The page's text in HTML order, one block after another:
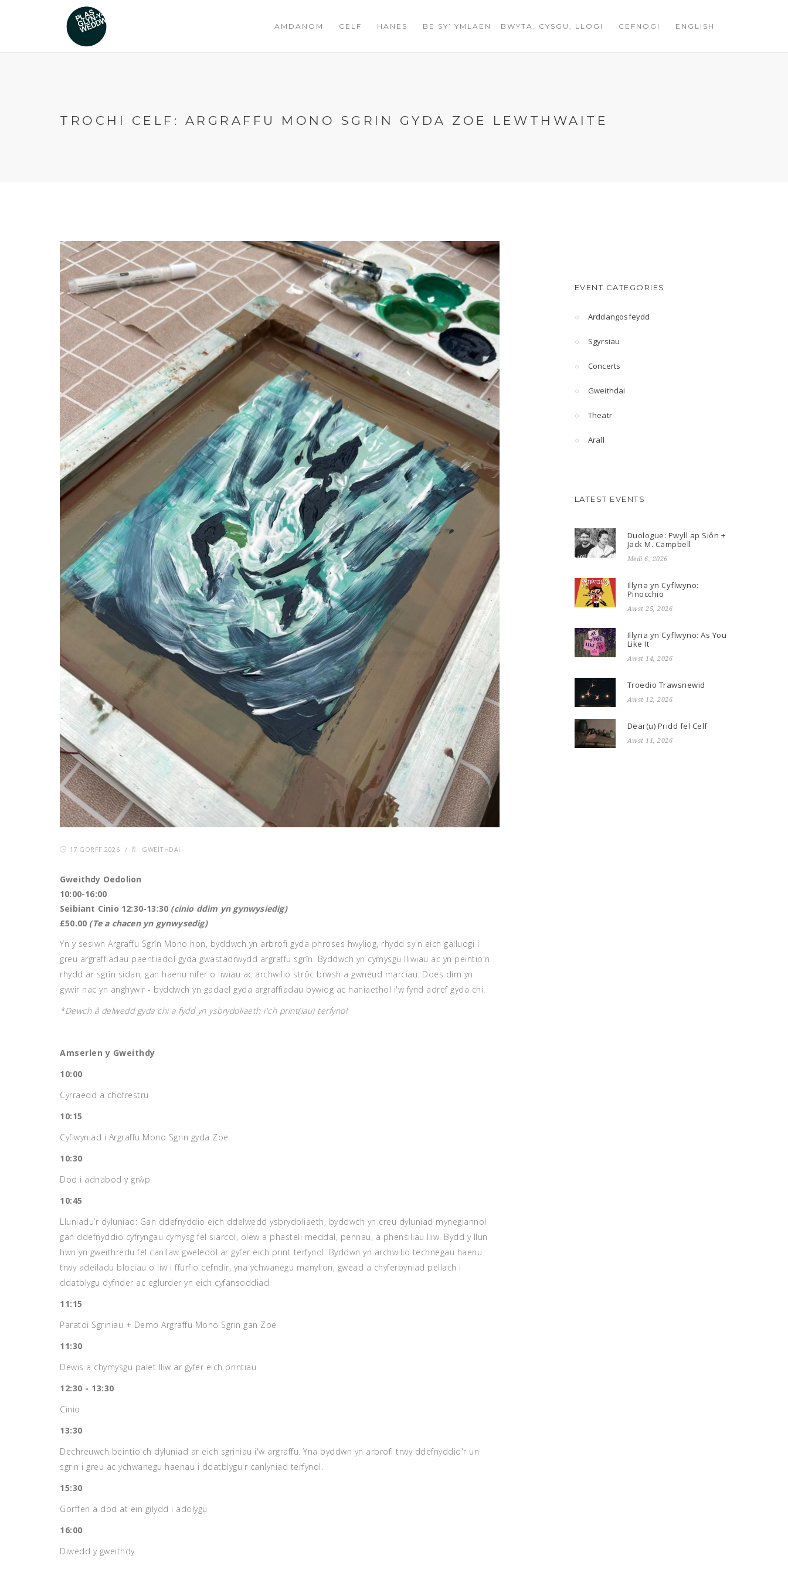
AMDANOM CELF HANES BE SY’ YMLAEN BWYTA, CYSGU, LLOGI CEFNOGI ENGLISH
TROCHI CELF: ARGRAFFU MONO SGRIN GYDA ZOE LEWTHWAITE
17 GORFF 2026 / GWEITHDAI
Gweithdy Oedolion
10:00-16:00
Seibiant Cinio 12:30-13:30 (cinio ddim yn gynwysiedig)
£50.00 (Te a chacen yn gynwysedig)
Yn y sesiwn Argraffu Sgrîn Mono hon, byddwch yn arbrofi gyda phroses hwyliog, rhydd sy'n eich galluogi i
greu argraffiadau paentiadol gyda gwastadrwydd argraffu sgrîn. Byddwch yn cymysgu lliwiau ac yn peintio'n
rhydd ar sgrîn sidan, gan haenu nifer o liwiau ac archwilio strôc brwsh a gwneud marciau. Does dim yn
gywir nac yn anghywir - byddwch yn gadael gyda argraffiadau bywiog ac haniaethol i'w fynd adref gyda chi.
*Dewch â delwedd gyda chi a fydd yn ysbrydoliaeth i'ch print(iau) terfynol
Amserlen y Gweithdy
10:00
Cyrraedd a chofrestru
10:15
Cyflwyniad i Argraffu Mono Sgrin gyda Zoe
10:30
Dod i adnabod y grŵp
10:45
Lluniadu’r dyluniad: Gan ddefnyddio eich ddelwedd ysbrydoliaeth, byddwch yn creu dyluniad mynegiannol
gan ddefnyddio cyfryngau cymysg fel siarcol, olew a phasteli meddal, pennau, a phensiliau lliw. Bydd y llun
hwn yn gweithredu fel canllaw gweledol ar gyfer eich print terfynol. Byddwn yn archwilio technegau haenu
trwy adeiladu blociau o liw i ffurfio cefndir, yna ychwanegu manylion, gwead a chyferbyniad pellach i
ddatblygu dyfnder ac eglurder yn eich cyfansoddiad.
11:15
Paratoi Sgriniau + Demo Argraffu Mono Sgrin gan Zoe
11:30
Dewis a chymysgu palet lliw ar gyfer eich printiau
12:30 - 13:30
Cinio
13:30
Dechreuwch beintio'ch dyluniad ar eich sgriniau i'w argraffu. Yna byddwn yn arbrofi trwy ddefnyddio'r un
sgrin i greu ac ychwanegu haenau i ddatblygu'r canlyniad terfynol.
15:30
Gorffen a dod at ein gilydd i adolygu
16:00
Diwedd y gweithdy
EVENT CATEGORIES
Arddangosfeydd
Sgyrsiau
Concerts
Gweithdai
Theatr
Arall
LATEST EVENTS
Duologue: Pwyll ap Siôn +
Jack M. Campbell
Medi 6, 2026
Illyria yn Cyflwyno:
Pinocchio
Awst 25, 2026
Illyria yn Cyflwyno: As You
Like It
Awst 14, 2026
Troedio Trawsnewid
Awst 12, 2026
Dear(u) Pridd fel Celf
Awst 11, 2026